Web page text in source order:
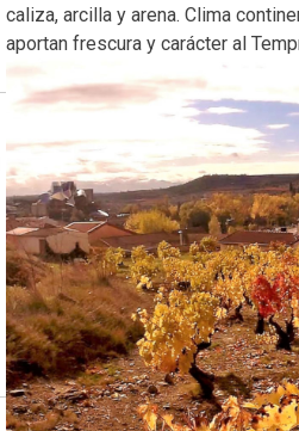
caliza, arcilla y arena. Clima
aportan frescura y carácter al